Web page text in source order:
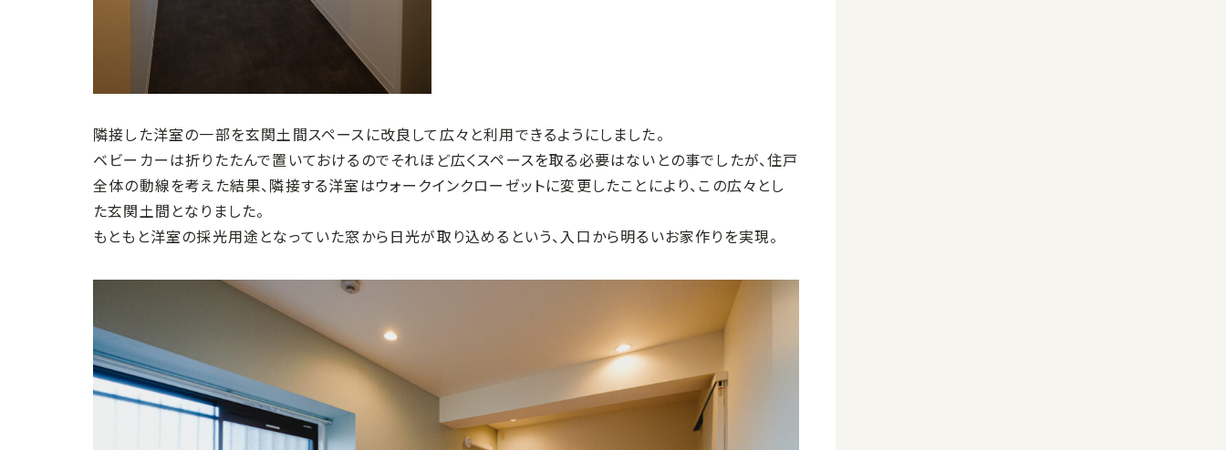
隣接した洋室の一部を玄関土間スペースに改良して広々と利用できるようにしました。
ベビーカーは折りたたんで置いておけるのでそれほど広くスペースを取る必要はないとの事でしたが、住戸
全体の動線を考えた結果、隣接する洋室はウォークインクローゼットに変更したことにより、この広々とし
た玄関土間となりました。
もともと洋室の採光用途となっていた窓から日光が取り込めるという、入口から明るいお家作りを実現。